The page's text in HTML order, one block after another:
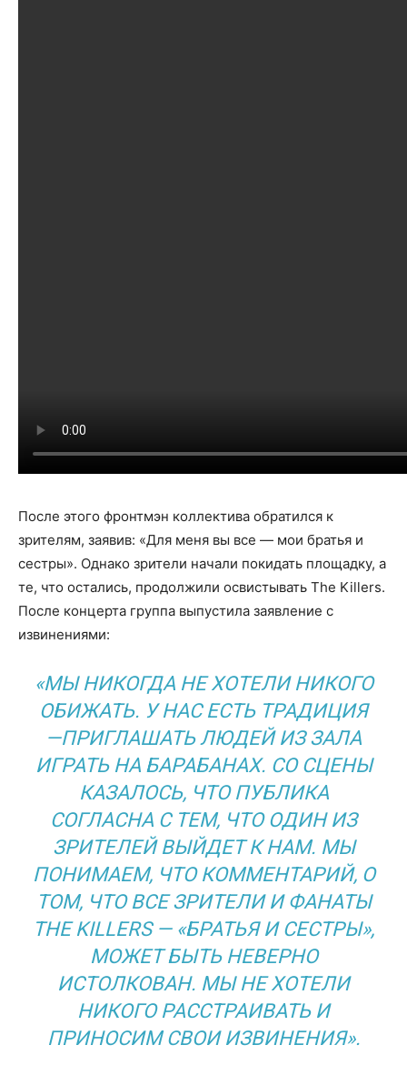
После этого фронтмэн коллектива обратился к
зрителям, заявив: «Для меня вы все — мои братья и
сестры». Однако зрители начали покидать площадку, а
те, что остались, продолжили освистывать The Killers.
После концерта группа выпустила заявление с
извинениями:
«МЫ НИКОГДА НЕ ХОТЕЛИ НИКОГО
ОБИЖАТЬ. У НАС ЕСТЬ ТРАДИЦИЯ
—ПРИГЛАШАТЬ ЛЮДЕЙ ИЗ ЗАЛА
ИГРАТЬ НА БАРАБАНАХ. СО СЦЕНЫ
КАЗАЛОСЬ, ЧТО ПУБЛИКА
СОГЛАСНА С ТЕМ, ЧТО ОДИН ИЗ
ЗРИТЕЛЕЙ ВЫЙДЕТ К НАМ. МЫ
ПОНИМАЕМ, ЧТО КОММЕНТАРИЙ, О
ТОМ, ЧТО ВСЕ ЗРИТЕЛИ И ФАНАТЫ
THE KILLERS — «БРАТЬЯ И СЕСТРЫ»,
МОЖЕТ БЫТЬ НЕВЕРНО
ИСТОЛКОВАН. МЫ НЕ ХОТЕЛИ
НИКОГО РАССТРАИВАТЬ И
ПРИНОСИМ СВОИ ИЗВИНЕНИЯ».